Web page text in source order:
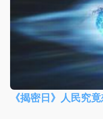
《揭密日》人民究